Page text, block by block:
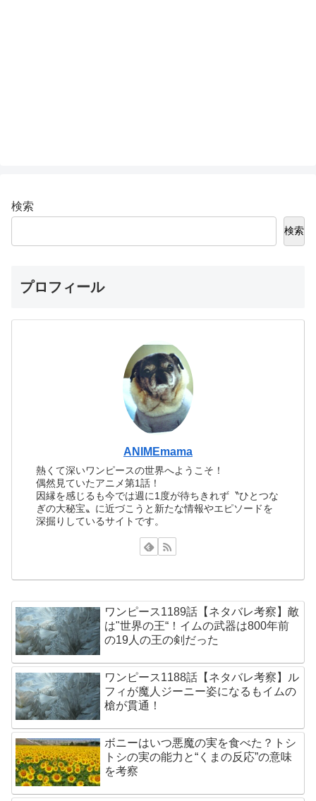
検索
検索
プロフィール
ANIMEmama
熱くて深いワンピースの世界へようこそ！
偶然見ていたアニメ第1話！
因縁を感じるも今では週に1度が待ちきれず〝ひとつな
ぎの大秘宝〟に近づこうと新たな情報やエピソードを
深掘りしているサイトです。
ワンピース1189話【ネタバレ考察】敵
は"世界の王“！イムの武器は800年前
の19人の王の剣だった
ワンピース1188話【ネタバレ考察】ル
フィが魔人ジーニー姿になるもイムの
槍が貫通！
ボニーはいつ悪魔の実を食べた？トシ
トシの実の能力と“くまの反応”の意味
を考察